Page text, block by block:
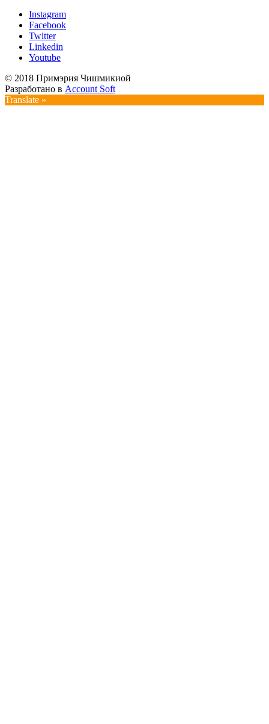
Instagram
Facebook
Twitter
Linkedin
Youtube
© 2018 Примэрия Чишмикиой
Разработано в Account Soft
Translate »